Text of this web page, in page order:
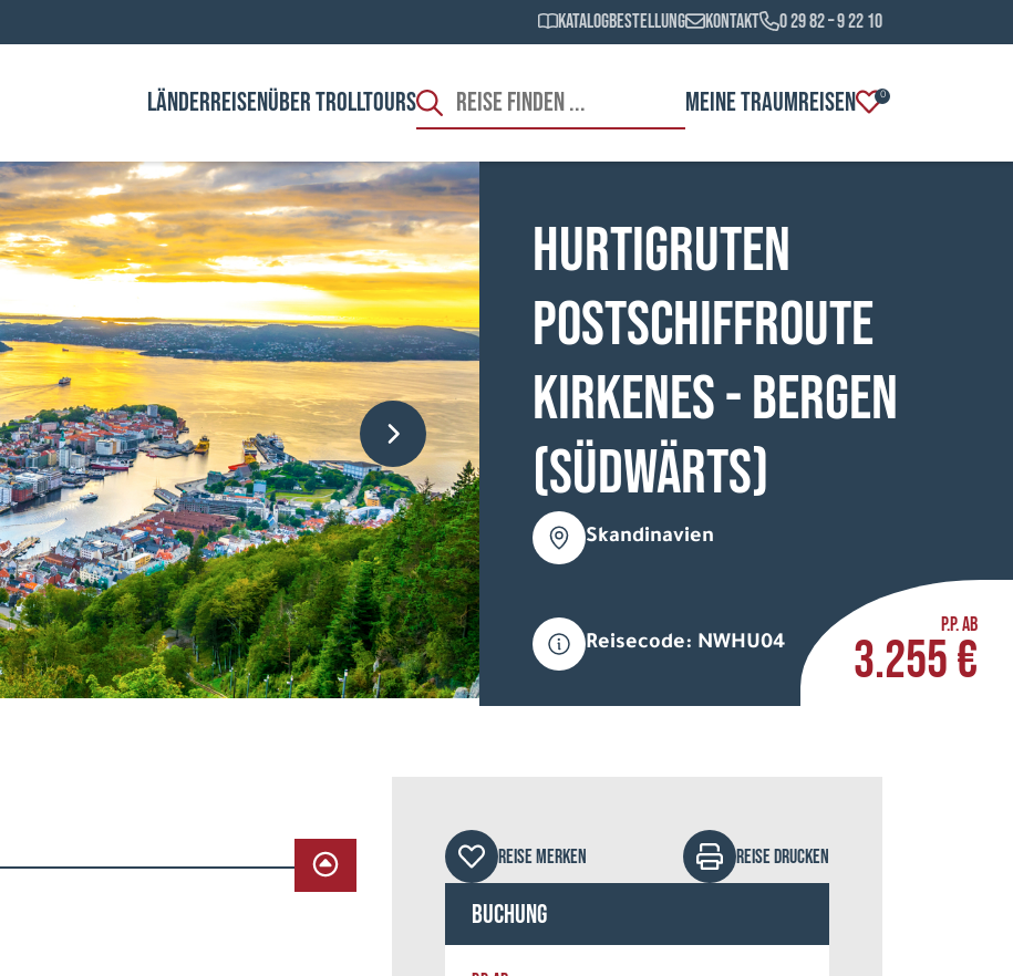
Katalogbestellung Kontakt 0 29 82 – 9 22 10
LÄNDERREISENÜBER TROLLTOURS MEINE TRAUMREISEN 0
HURTIGRUTEN
Postschiffroute
Kirkenes - Bergen
(südwärts)
Skandinavien
Reisecode: NWHU04
P.P. AB
3.255 €
REISE MERKEN REISE DRUCKEN
Buchung